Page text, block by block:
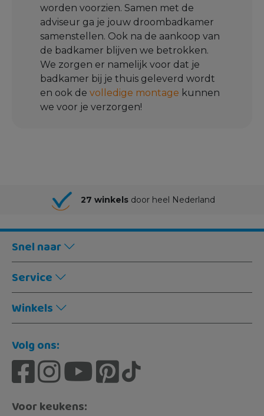
worden voorzien. Samen met de
adviseur ga je jouw droombadkamer
samenstellen. Ook na de aankoop van
de badkamer blijven we betrokken.
We zorgen er namelijk voor dat je
badkamer bij je thuis geleverd wordt
en ook de volledige montage kunnen
we voor je verzorgen!
27 winkels door heel Nederland
Snel naar
Service
Winkels
Volg ons:
Voor keukens: